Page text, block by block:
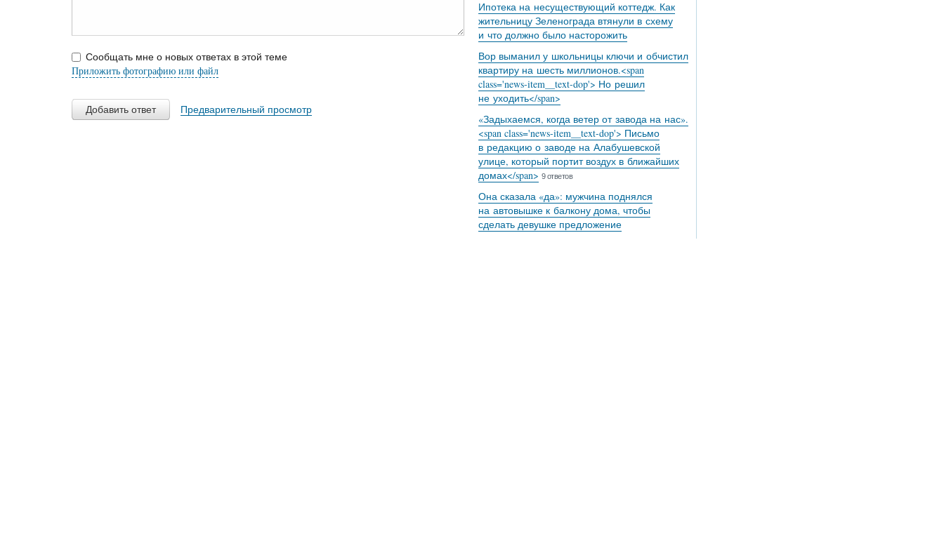
Сообщать мне о новых ответах в этой теме
Приложить фотографию или файл
Добавить ответ Предварительный просмотр
Ипотека на несуществующий коттедж. Как
жительницу Зеленограда втянули в схему
и что должно было насторожить
Вор выманил у школьницы ключи и обчистил
квартиру на шесть миллионов.<span
class='news-item__text-dop'> Но решил
не уходить</span>
«Задыхаемся, когда ветер от завода на нас».
<span class='news-item__text-dop'> Письмо
в редакцию о заводе на Алабушевской
улице, который портит воздух в ближайших
домах</span> 9 ответов
Она сказала «да»: мужчина поднялся
на автовышке к балкону дома, чтобы
сделать девушке предложение